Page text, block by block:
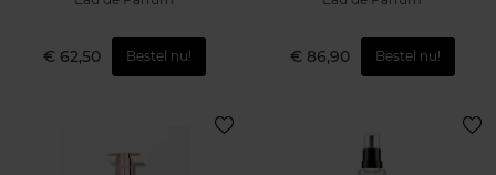
€ 62,50 Bestel nu! € 86,90 Bestel nu!